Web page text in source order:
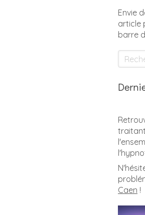
Envie
article
barre
Caen !